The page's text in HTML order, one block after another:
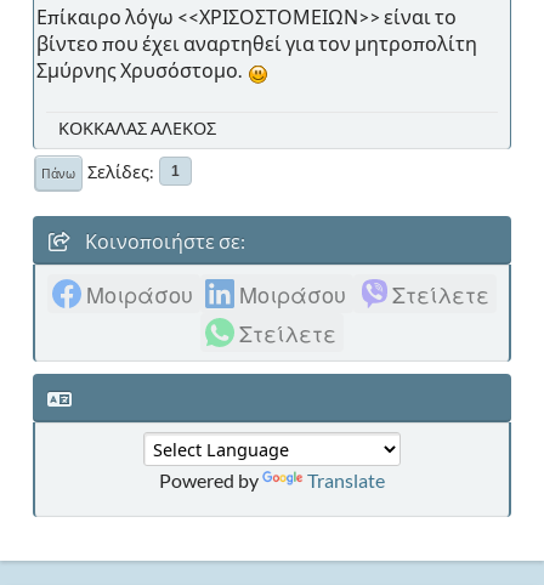
Επίκαιρο λόγω <<ΧΡΙΣΟΣΤΟΜΕΙΩΝ>> είναι το
βίντεο που έχει αναρτηθεί για τον μητροπολίτη
Σμύρνης Χρυσόστομο.
ΚΟΚΚΑΛΑΣ ΑΛΕΚΟΣ
Πάνω Σελίδες 1
Κοινοποιήστε σε:
Μοιράσου Μοιράσου
Στείλετε
Στείλετε
Powered by Translate